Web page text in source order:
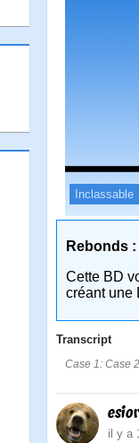
Inclassable
Rebonds :
Cette BD
créant une
Transcript
Case 1: Case
il y a